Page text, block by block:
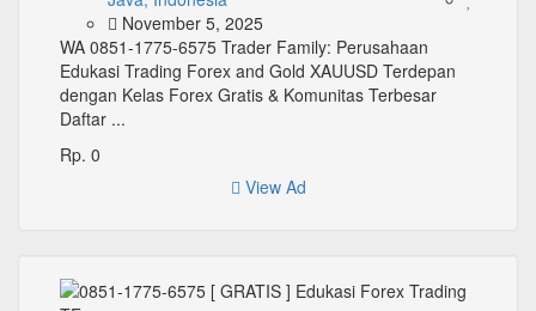
November 5, 2025
WA 0851-1775-6575 Trader Family: Perusahaan
Edukasi Trading Forex and Gold XAUUSD Terdepan
dengan Kelas Forex Gratis & Komunitas Terbesar
Daftar ...
Rp. 0
View Ad